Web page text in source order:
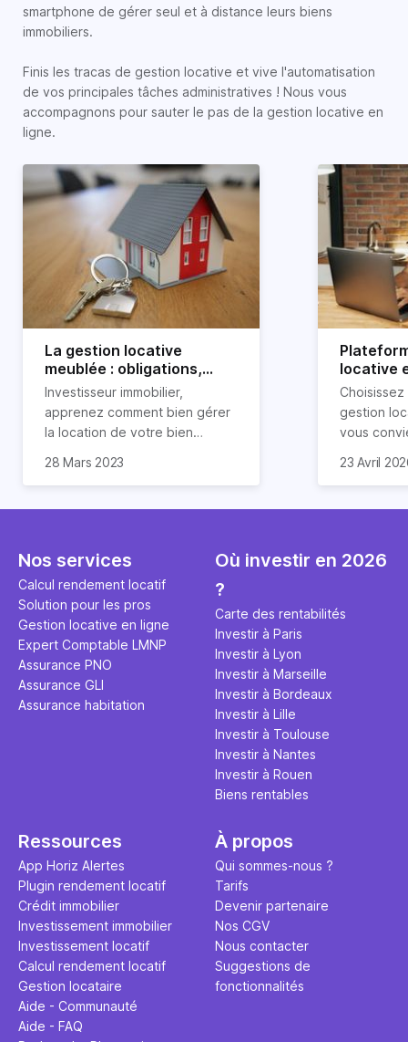
smartphone de gérer seul et à distance leurs biens
immobiliers.
Finis les tracas de gestion locative et vive l'automatisation
de vos principales tâches administratives ! Nous vous
accompagnons pour sauter le pas de la gestion locative en
ligne.
La gestion locative
meublée : obligations,
avantages et
inconvénients
Investisseur immobilier,
apprenez comment bien gérer
la location de votre bien
quelles sont vos obligations en
avantages et inconvénients
28 Mars 2023
locative
pourquoi
gestion
vous
23 Avril
Nos services
Calcul rendement locatif
Solution pour les pros
Gestion locative en ligne
Expert Comptable LMNP
Assurance PNO
Assurance GLI
Assurance habitation
Où investir en 2026
?
Carte des rentabilités
Investir à Paris
Investir à Lyon
Investir à Marseille
Investir à Bordeaux
Investir à Lille
Investir à Toulouse
Investir à Nantes
Investir à Rouen
Biens rentables
Ressources
App Horiz Alertes
Plugin rendement locatif
Crédit immobilier
Investissement immobilier
Investissement locatif
Calcul rendement locatif
Gestion locataire
Aide - Communauté
Aide - FAQ
À propos
Qui sommes-nous ?
Tarifs
Devenir partenaire
Nos CGV
Nous contacter
Suggestions de
fonctionnalités